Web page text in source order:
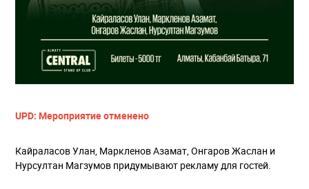
UPD: Мероприятие отменено
Кайраласов Улан, Маркленов Азамат, Онгаров Жаслан и
Нурсултан Магзумов придумывают рекламу для гостей.